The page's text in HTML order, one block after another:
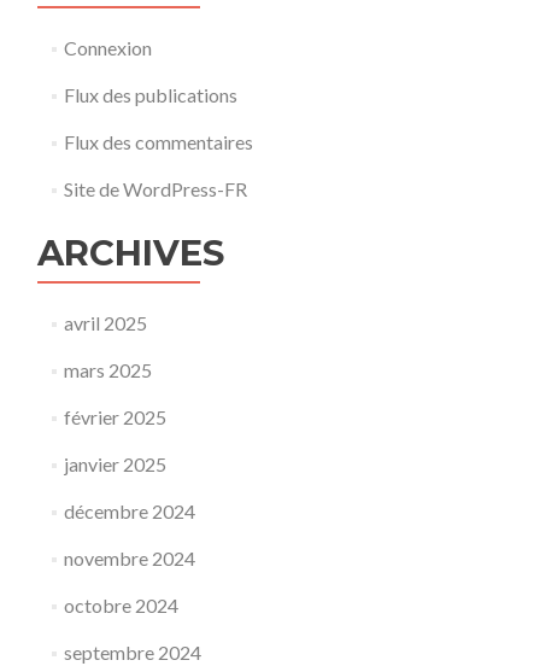
Connexion
Flux des publications
Flux des commentaires
Site de WordPress-FR
ARCHIVES
avril 2025
mars 2025
février 2025
janvier 2025
décembre 2024
novembre 2024
octobre 2024
septembre 2024